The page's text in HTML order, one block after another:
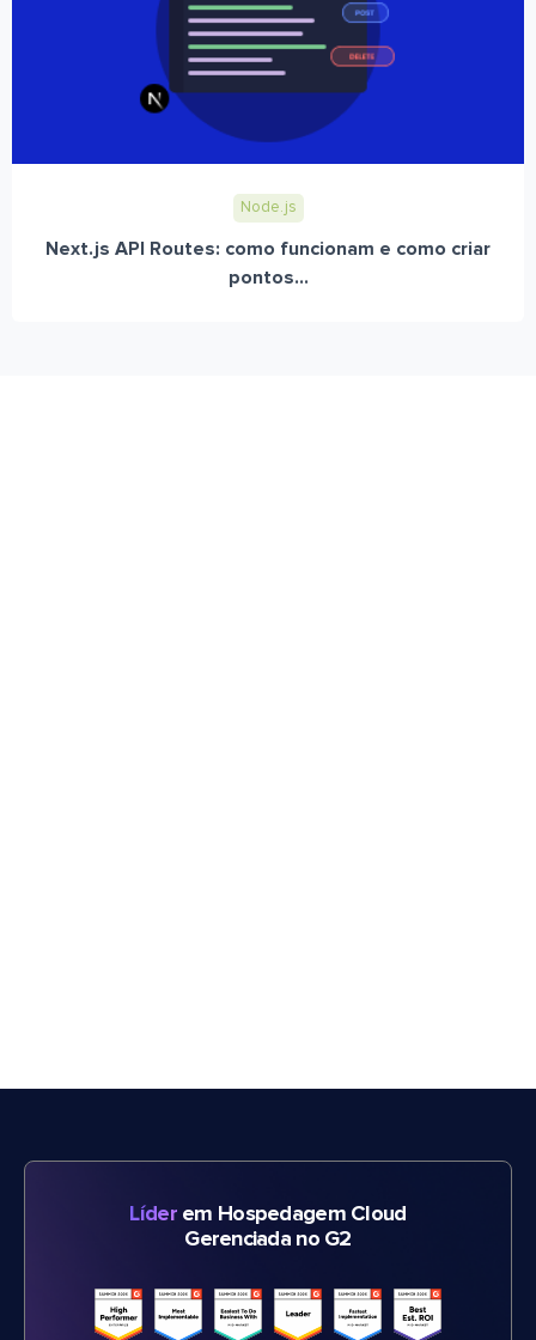
Node.js
Next.js API Routes: como funcionam e como criar
pontos...
Líderem Hospedagem Cloud
Gerenciada no G2